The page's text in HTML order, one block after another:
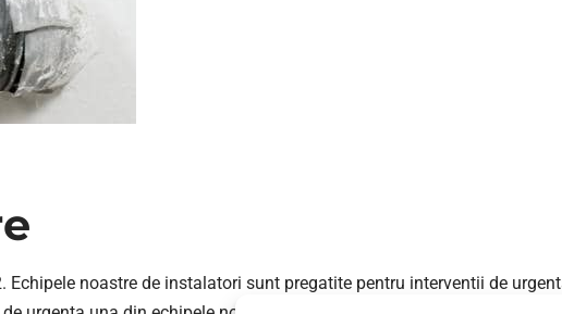
noastre de instalatori sunt pregatite pentru interventii de